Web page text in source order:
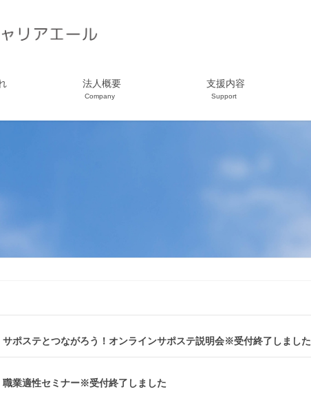
法人概要
Company
支援内容
Support
！サポステとつながろう！オンラインサポステ説明会※受付終了しました
！職業適性セミナー※受付終了しました